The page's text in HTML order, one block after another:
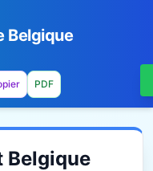
Belgique
PDF
Belgique